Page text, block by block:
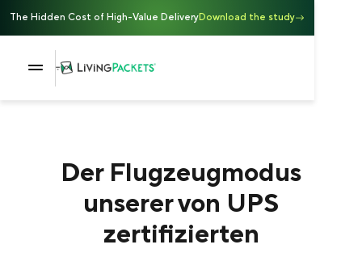
The Hidden Cost of High-Value DeliveryDownload the study
Der Flugzeugmodus
unserer von UPS
zertifizierten